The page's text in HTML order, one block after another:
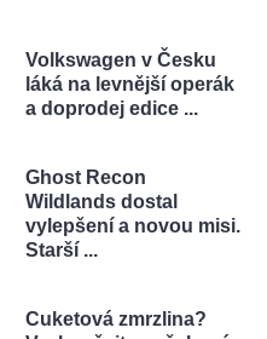
Volkswagen v Česku
láká na levnější operák
a doprodej edice ...
Ghost Recon
Wildlands dostal
vylepšení a novou misi.
Starší ...
Cuketová zmrzlina?